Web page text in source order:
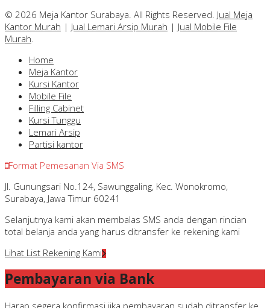
© 2026 Meja Kantor Surabaya. All Rights Reserved. Jual Meja
Kantor Murah | Jual Lemari Arsip Murah | Jual Mobile File
Murah
Home
Meja Kantor
Kursi Kantor
Mobile File
Filling Cabinet
Kursi Tunggu
Lemari Arsip
Partisi kantor
Format Pemesanan Via SMS
Jl. Gunungsari No.124, Sawunggaling, Kec. Wonokromo,
Surabaya, Jawa Timur 60241
Selanjutnya kami akan membalas SMS anda dengan rincian
total belanja anda yang harus ditransfer ke rekening kami
Lihat List Rekening Kami
Pembayaran via Bank
Harap segera konfirmasi jika pembayaran sudah ditransfer ke